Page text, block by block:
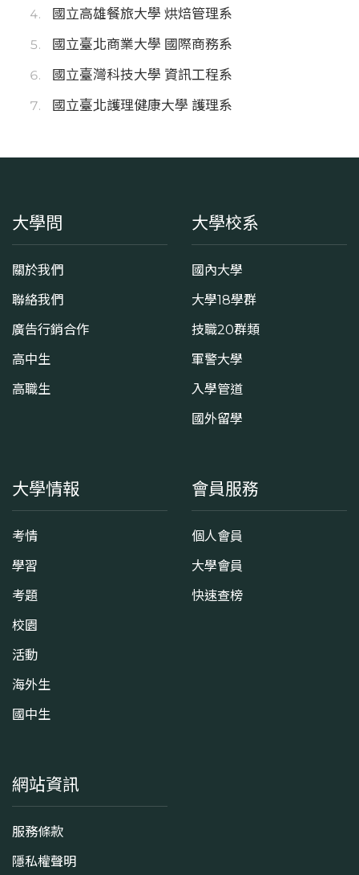
國立高雄餐旅大學 烘焙管理系
國立臺北商業大學 國際商務系
國立臺灣科技大學 資訊工程系
國立臺北護理健康大學 護理系
大學問
關於我們
聯絡我們
廣告行銷合作
高中生
高職生
大學校系
國內大學
大學18學群
技職20群類
軍警大學
入學管道
國外留學
大學情報
考情
學習
考題
校園
活動
海外生
國中生
會員服務
個人會員
大學會員
快速查榜
網站資訊
服務條款
隱私權聲明